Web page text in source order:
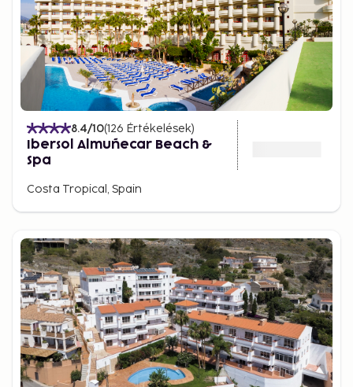
8.4/10(126 Értékelések)
Ibersol Almuñecar Beach &
Spa
Costa Tropical, Spain